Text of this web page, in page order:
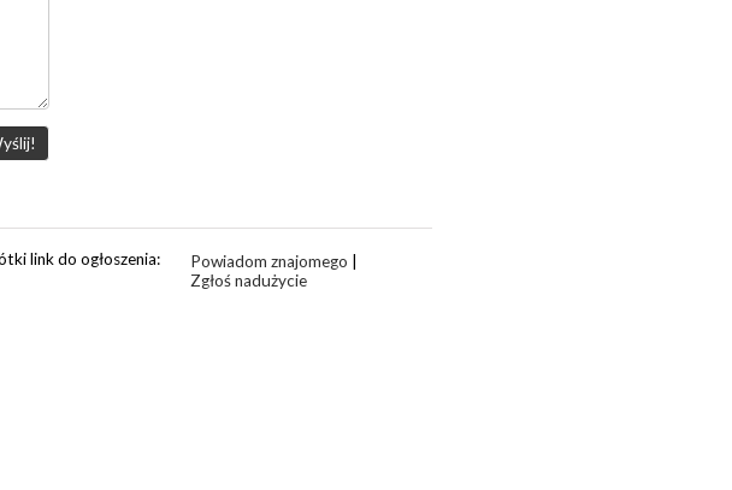
link do ogłoszenia:
Powiadom znajomego |
Zgłoś nadużycie